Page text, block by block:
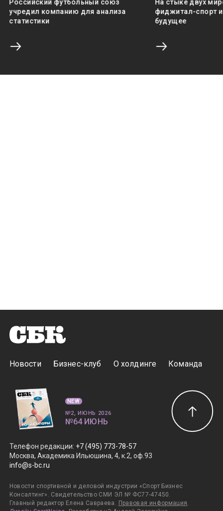
Российский футбольный союз
учредил компанию для анализа
статистики
На стыке двух
фиджитал-спорт
будущее
Новости Бизнес-клуб О холдинге Команда
Телефон редакции: +7 (495) 773-78-57
Москва, Академика Ильюшина, 4, к.2, оф.93
info@s-bc.ru
Новости спортивной и деловой индустрии «Спорт Бизнес
Консалтинг». Свидетельство СМИ ЭЛ № ФС77-47450.
Главный редактор Елена Савраева. Правовая информация.
NEW
№2, ИЮНЬ 2026
№64 ИЮНЬ